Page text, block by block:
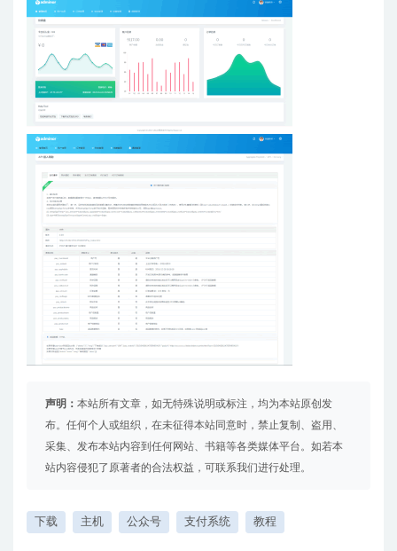
声明： 本站所有文章，如无特殊说明或标注，均为本站原创发
布。任何个人或组织，在未征得本站同意时，禁止复制、盗用、
采集、发布本站内容到任何网站、书籍等各类媒体平台。如若本
站内容侵犯了原著者的合法权益，可联系我们进行处理。
下载 主机 公众号 支付系统 教程